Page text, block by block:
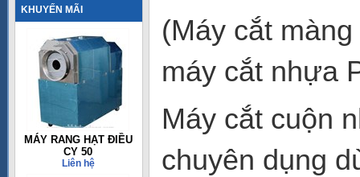
KHUYẾN MÃI
MÁY RANG HẠT ĐIỀU
CY 50
Liên hệ
(Máy cắt
máy cắt nhựa
Máy cắt cuộn
chuyên dụng